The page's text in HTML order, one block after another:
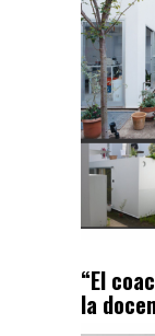
“El
la